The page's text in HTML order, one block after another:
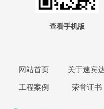
查看手机版
网站首页 关于速宾
工程案例
荣誉证书